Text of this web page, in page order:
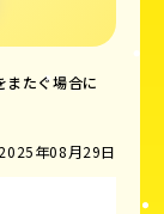
たぐ場合に
2025年08月29日